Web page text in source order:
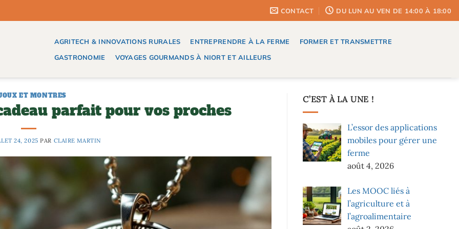
CONTACT DU LUN AU VEN DE 14:00 À 18:00
AGRITECH & INNOVATIONS RURALES ENTREPRENDRE À LA FERME
FORMER ET TRANSMETTRE
GASTRONOMIE
VOYAGES GOURMANDS À NIORT ET AILLEURS
ET MONTRES
parfait pour vos proches
24, 2025 PAR CLAIRE MARTIN
C’EST À LA UNE !
L’essor des applications
mobiles pour gérer une
ferme
août 4, 2026
Les MOOC liés à
l’agriculture et à
l’agroalimentaire